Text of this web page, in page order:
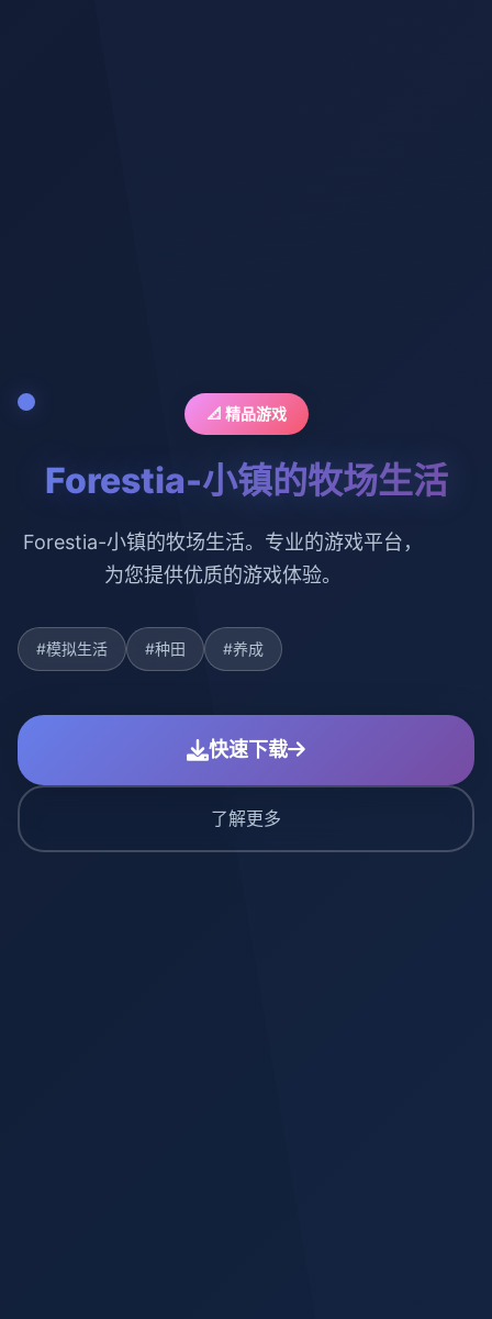
📐 精品游戏
Forestia-小镇的牧场生活
Forestia-小镇的牧场生活。专业的游戏平台，
为您提供优质的游戏体验。
#模拟生活 #种田 #养成
快速下载
了解更多